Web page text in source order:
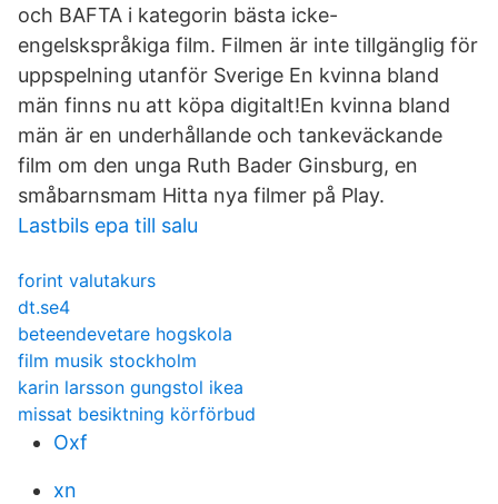
och BAFTA i kategorin bästa icke-
engelskspråkiga film. Filmen är inte tillgänglig för
uppspelning utanför Sverige En kvinna bland
män finns nu att köpa digitalt!En kvinna bland
män är en underhållande och tankeväckande
film om den unga Ruth Bader Ginsburg, en
småbarnsmam Hitta nya filmer på Play.
Lastbils epa till salu
forint valutakurs
dt.se4
beteendevetare hogskola
film musik stockholm
karin larsson gungstol ikea
missat besiktning körförbud
Oxf
xn